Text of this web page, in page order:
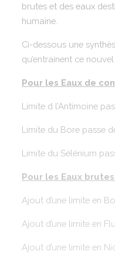
brutes et des eaux
humaine.
Ci-dessous une
qu’entrainent ce
Pour les Eaux de
Limite d l’Antimoine
Limite du Bore passe
Limite du Sélénium
Pour les Eaux
Ajout d’une limite en
Ajout d’une limite en
Ajout d’une limite en